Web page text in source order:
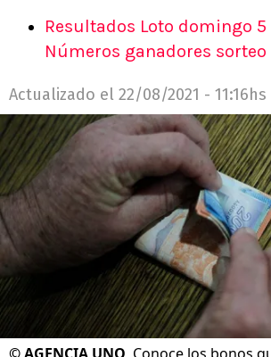
Resultados Loto domingo
Números ganadores sorteo
Actualizado el 22/08/2021 - 11:16hs